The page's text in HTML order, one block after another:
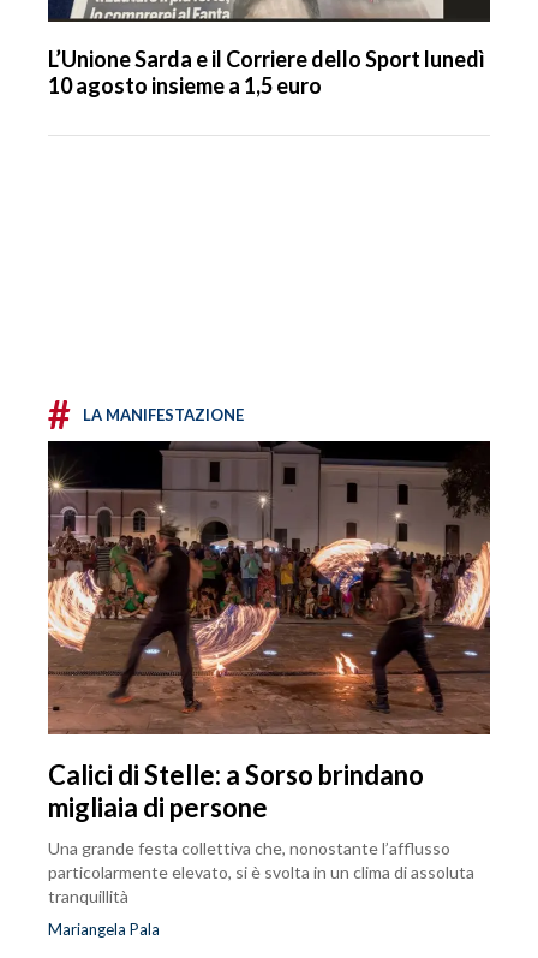
L’Unione Sarda e il Corriere dello Sport lunedì
10 agosto insieme a 1,5 euro
# LA MANIFESTAZIONE
Calici di Stelle: a Sorso brindano
migliaia di persone
Una grande festa collettiva che, nonostante l’afflusso
particolarmente elevato, si è svolta in un clima di assoluta
tranquillità
Mariangela Pala